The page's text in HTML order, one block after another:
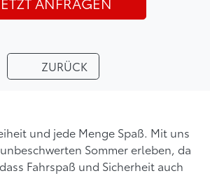
ZURÜCK
und jede Menge Spaß. Mit uns
Sommer erleben, da
Fahrspaß und Sicherheit auch